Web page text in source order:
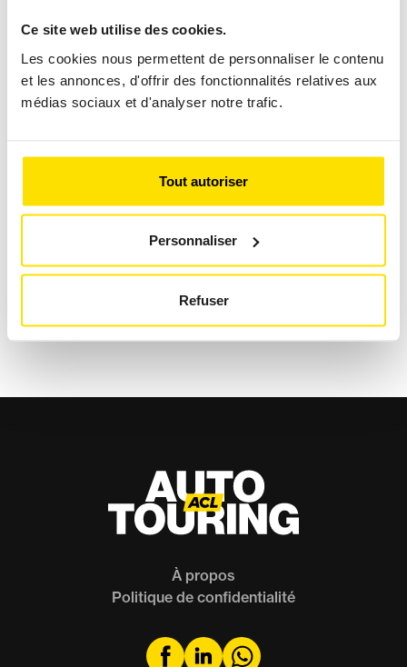
Ce site web utilise des cookies.
Les cookies nous permettent de personnaliser le contenu
et les annonces, d'offrir des fonctionnalités relatives aux
médias sociaux et d'analyser notre trafic.
Tout autoriser
Personnaliser
Refuser
DONNER UNE SECONDE VIE AUX
SIÈGES AUTO
À propos
Politique de confidentialité